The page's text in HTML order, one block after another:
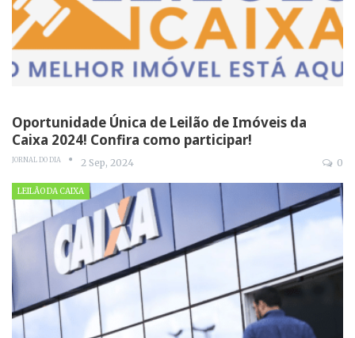
Oportunidade Única de Leilão de Imóveis da
Caixa 2024! Confira como participar!
JORNAL DO DIA 2 Sep, 2024 0
LEILÃO DA CAIXA